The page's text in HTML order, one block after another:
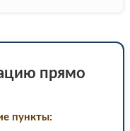
прямо
пункты: